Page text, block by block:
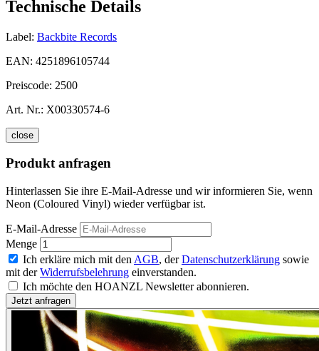
Technische Details
Label: Backbite Records
EAN: 4251896105744
Preiscode: 2500
Art. Nr.: X00330574-6
close
Produkt anfragen
Hinterlassen Sie ihre E-Mail-Adresse und wir informieren Sie, wenn
Neon (Coloured Vinyl) wieder verfügbar ist.
E-Mail-Adresse
Menge
Ich erkläre mich mit den AGB, derDatenschutzerklärung sowie
mit derWiderrufsbelehrung einverstanden.
Ich möchte den HOANZL Newsletter abonnieren.